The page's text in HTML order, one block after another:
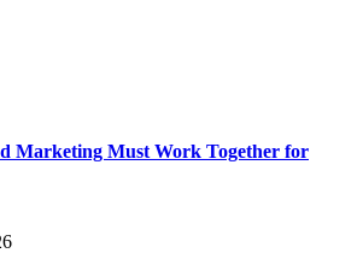
Marketing Must Work Together for